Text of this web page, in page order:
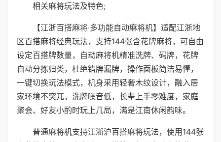
相关麻将玩法及特色;
【江浙百搭麻将·多功能自动麻将机】适配江浙地
区百搭麻将经典玩法，支持144张含花牌麻将，可自由
设定百搭牌数量，自动麻将机精准洗牌、码牌，花牌
自动分拣归类，杜绝错牌漏牌，操作面板简洁易懂，
一键切换玩法模式，机身采用轻奢木纹设计，融入居
家环境不突兀，洗牌噪音低，长辈上手零难度，家庭
聚会、好友小酌时玩上几局，满是江南休闲韵味。
普通麻将机支持江浙沪百搭麻将玩法，使用144张